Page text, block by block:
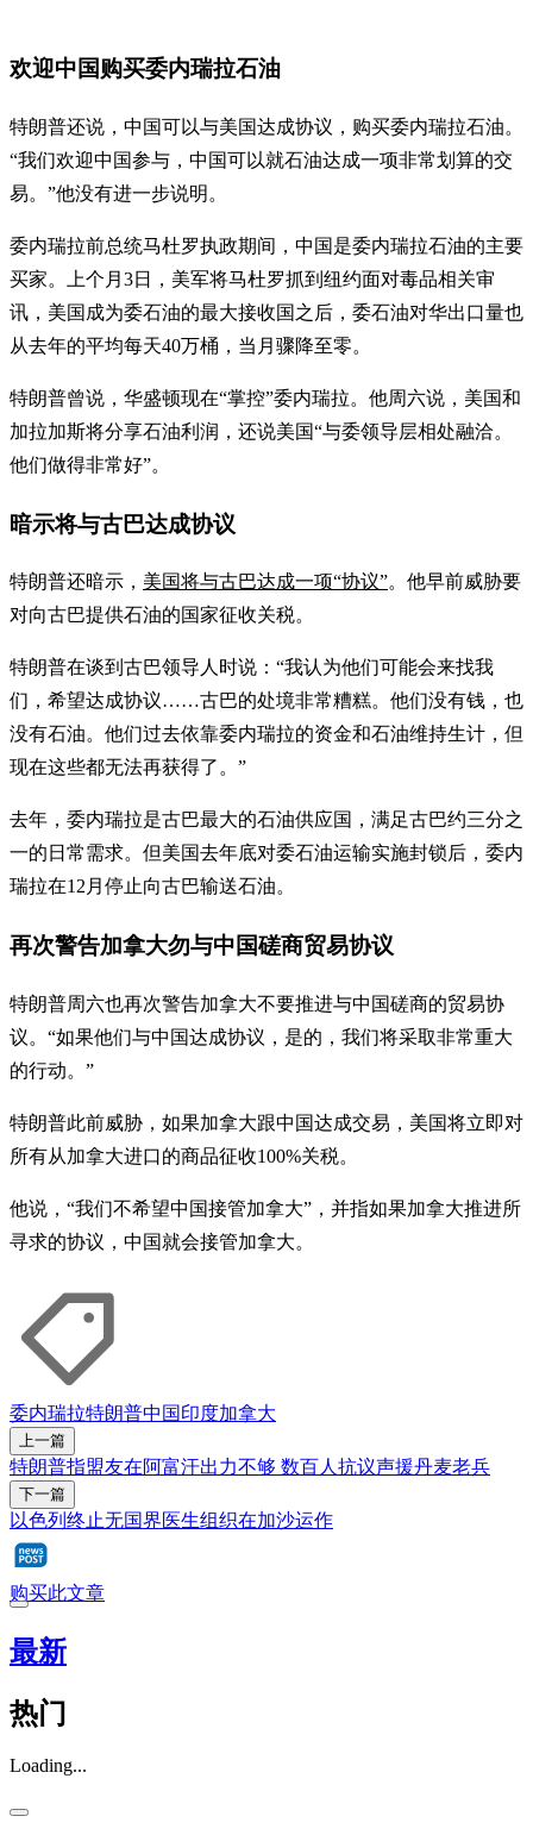
欢迎中国购买委内瑞拉石油
特朗普还说，中国可以与美国达成协议，购买委内瑞拉石油。
“我们欢迎中国参与，中国可以就石油达成一项非常划算的交
易。”他没有进一步说明。
委内瑞拉前总统马杜罗执政期间，中国是委内瑞拉石油的主要
买家。上个月3日，美军将马杜罗抓到纽约面对毒品相关审
讯，美国成为委石油的最大接收国之后，委石油对华出口量也
从去年的平均每天40万桶，当月骤降至零。
特朗普曾说，华盛顿现在“掌控”委内瑞拉。他周六说，美国和
加拉加斯将分享石油利润，还说美国“与委领导层相处融洽。
他们做得非常好”。
暗示将与古巴达成协议
特朗普还暗示， 美国将与古巴达成一项“协议”。他早前威胁要
对向古巴提供石油的国家征收关税。
特朗普在谈到古巴领导人时说：“我认为他们可能会来找我
们，希望达成协议……古巴的处境非常糟糕。他们没有钱，也
没有石油。他们过去依靠委内瑞拉的资金和石油维持生计，但
现在这些都无法再获得了。”
去年，委内瑞拉是古巴最大的石油供应国，满足古巴约三分之
一的日常需求。但美国去年底对委石油运输实施封锁后，委内
瑞拉在12月停止向古巴输送石油。
再次警告加拿大勿与中国磋商贸易协议
特朗普周六也再次警告加拿大不要推进与中国磋商的贸易协
议。“如果他们与中国达成协议，是的，我们将采取非常重大
的行动。”
特朗普此前威胁，如果加拿大跟中国达成交易，美国将立即对
所有从加拿大进口的商品征收100%关税。
他说，“我们不希望中国接管加拿大”，并指如果加拿大推进所
寻求的协议，中国就会接管加拿大。
委内瑞拉特朗普中国印度加拿大
上一篇
特朗普指盟友在阿富汗出力不够 数百人抗议声援丹麦老兵
下一篇
以色列终止无国界医生组织在加沙运作
购买此文章
最新
热门
Loading...